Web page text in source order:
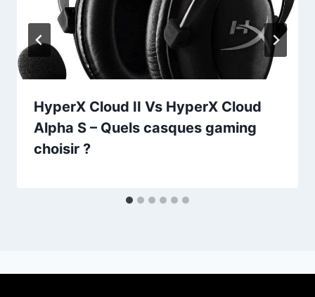
HyperX Cloud II Vs HyperX Cloud
Alpha S – Quels casques gaming
choisir ?